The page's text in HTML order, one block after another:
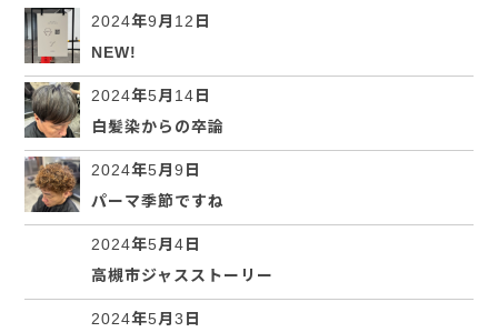
2024年9月12日
NEW!
2024年5月14日
白髪染からの卒論
2024年5月9日
パーマ季節ですね
2024年5月4日
高槻市ジャスストーリー
2024年5月3日